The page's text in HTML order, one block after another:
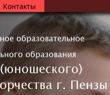
Контакты
образовательное
образования
г. Пензы